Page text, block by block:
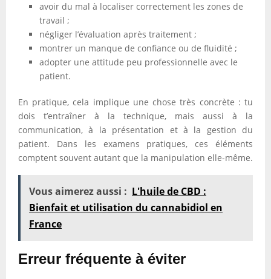
avoir du mal à localiser correctement les zones de
travail ;
négliger l’évaluation après traitement ;
montrer un manque de confiance ou de fluidité ;
adopter une attitude peu professionnelle avec le
patient.
En pratique, cela implique une chose très concrète : tu
dois t’entraîner à la technique, mais aussi à la
communication, à la présentation et à la gestion du
patient. Dans les examens pratiques, ces éléments
comptent souvent autant que la manipulation elle-même.
Vous aimerez aussi : L'huile de CBD :
Bienfait et utilisation du cannabidiol en
France
Erreur fréquente à éviter